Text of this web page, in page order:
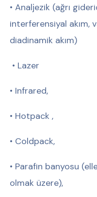
• Analjezik (ağrı
interferensiyal akım,
diadinamik akım)
• Lazer
• Infrared,
• Hotpack ,
• Coldpack,
• Parafin banyosu
olmak üzere),